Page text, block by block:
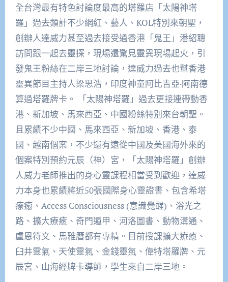
全台灣最有特色討論度最高的塔羅店「太陽神塔
羅」過去類計不少網紅、藝人、KOL特別來朝聖，
創辦人達威力甚至過去接受過香港「鬼王」潘紹聰
訪問跟一起去靈探，現場還驚見靈異現場起火，引
發鬼王粉絲在二岸三地討論，達威力過去也幫香港
靈異節目主持人梁思浩，印度神童阿比吉亞·阿南德
算過塔羅牌卡。 「太陽神塔羅」過去更接連帶動香
港、新加坡、馬來西亞、中國粉絲特別來台朝聖。
且累績不少中國、馬來西亞、新加坡、香港、泰
國、越南個案，不少還有遠從中國及美國海外來的
個案特別預約元辰（神）宮，「太陽神塔羅」創辦
人威力老師推出的身心靈課程相當受到歡迎，達威
力本身也累績將近50張國際身心靈證書、包含希塔
療癒、Access Consciousness (意識覺醒)、浴光之
路、擴大療癒、奇門遁甲、河洛圖書、動物溝通、
盧恩符文、馬雅曆都有專精。目前授課擴大療癒、
臼井靈氣、天使靈氣、金錢靈氣、偉特塔羅牌、元
辰宮、山海經牌卡導師，學生來自二岸三地。